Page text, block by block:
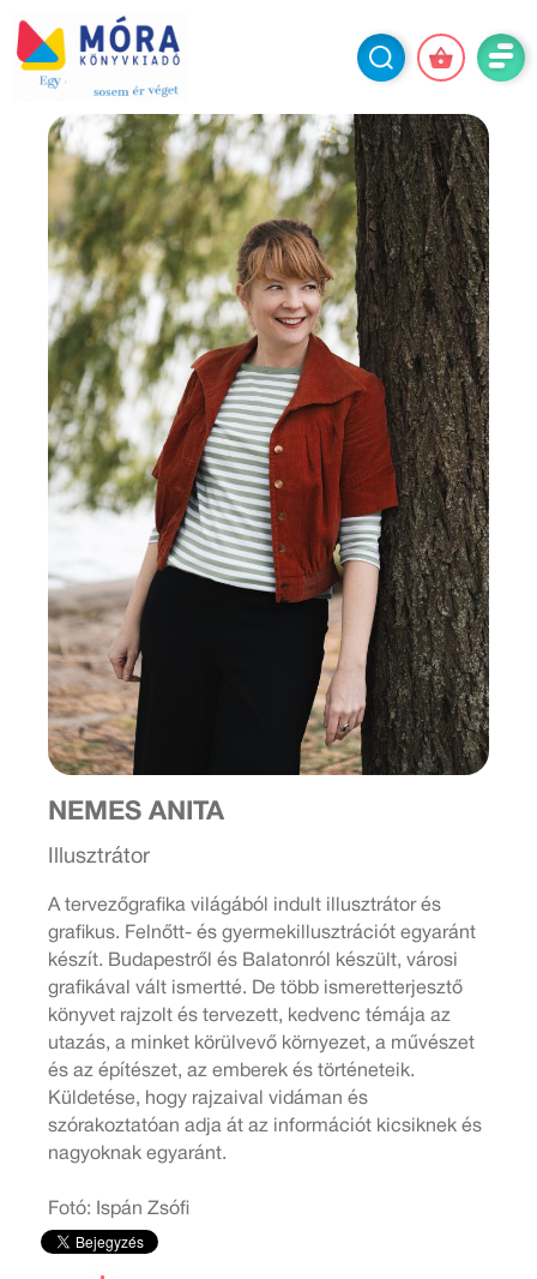
NEMES ANITA
Illusztrátor
A tervezőgrafika világából indult illusztrátor és
grafikus. Felnőtt- és gyermekillusztrációt egyaránt
készít. Budapestről és Balatonról készült, városi
grafikával vált ismertté. De több ismeretterjesztő
könyvet rajzolt és tervezett, kedvenc témája az
utazás, a minket körülvevő környezet, a művészet
és az építészet, az emberek és történeteik.
Küldetése, hogy rajzaival vidáman és
szórakoztatóan adja át az információt kicsiknek és
nagyoknak egyaránt.
Fotó: Ispán Zsófi